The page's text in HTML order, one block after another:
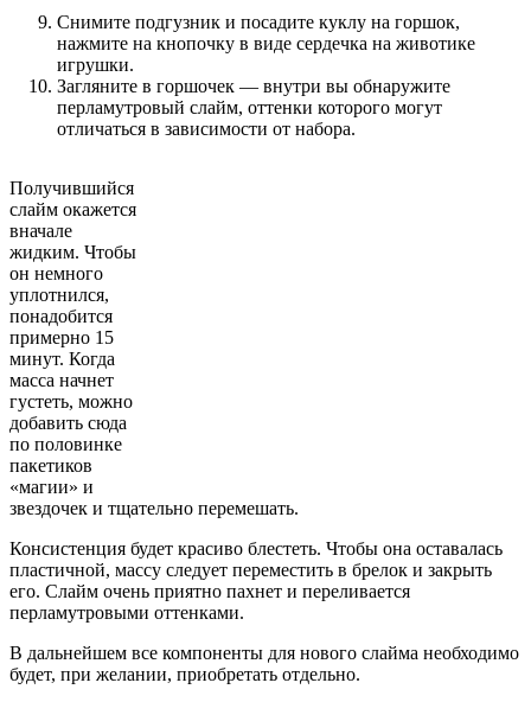
Снимите подгузник и посадите куклу на горшок,
нажмите на кнопочку в виде сердечка на животике
игрушки.
Загляните в горшочек — внутри вы обнаружите
перламутровый слайм, оттенки которого могут
отличаться в зависимости от набора.
Получившийся
слайм окажется
вначале
жидким. Чтобы
он немного
уплотнился,
понадобится
примерно 15
минут. Когда
масса начнет
густеть, можно
добавить сюда
по половинке
пакетиков
«магии» и
звездочек и тщательно перемешать.
Консистенция будет красиво блестеть. Чтобы она оставалась
пластичной, массу следует переместить в брелок и закрыть
его. Слайм очень приятно пахнет и переливается
перламутровыми оттенками.
В дальнейшем все компоненты для нового слайма необходимо
будет, при желании, приобретать отдельно.